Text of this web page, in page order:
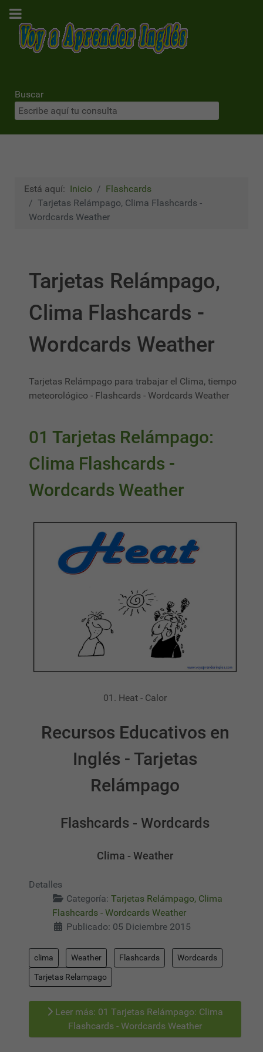
Buscar
Está aquí: Inicio
Flashcards
Tarjetas Relámpago, Clima Flashcards -
Wordcards Weather
Tarjetas Relámpago,
Clima Flashcards -
Wordcards Weather
Tarjetas Relámpago para trabajar el Clima, tiempo
meteorológico - Flashcards - Wordcards Weather
01 Tarjetas Relámpago:
Clima Flashcards -
Wordcards Weather
01. Heat - Calor
Recursos Educativos en
Inglés - Tarjetas
Relámpago
Flashcards - Wordcards
Clima - Weather
Detalles
Categoría: Tarjetas Relámpago, Clima
Flashcards - Wordcards Weather
Publicado: 05 Diciembre 2015
clima Weather Flashcards Wordcards
Tarjetas Relampago
Leer más: 01 Tarjetas Relámpago: Clima
Flashcards - Wordcards Weather